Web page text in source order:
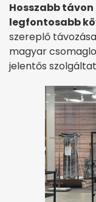
Hosszabb
legfontosabb
szereplő
magyar
jelentős